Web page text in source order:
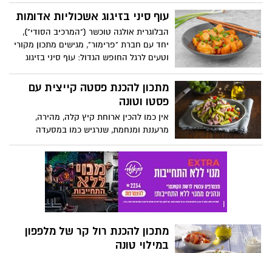
וקטיפתי, שמשלים את טעמי הדג באופן
מושלם.
ורואים את המרקם המושלם – וכל זה מסתיים
ברגע הכי כיפי: לבחור תוספות ולנגוס בוואפל
מתוק ופריך. מתכון פשוט, חוויה טעימה, וזמן
איכות משפחתי – מה צריך יותר מזה?
עוף סיני בזיגוג אשכוליות אדומות
הבלוגרית אולגה טוכשר ("המרכיב הסודי"),
יחד עם חברת "פרימור", מגישים מתכון מקורי
וטעים לרגל החופש הגדול: עוף סיני בזיגוג
בשילוב מיץ אשכוליות אדומות המעניק למנה
ארומה וטעם מיוחדים. המנה קלה להכנה,
מתאימה לארוחת צהריים או ערב להנאת כל
המשפחה.
מתכון להכנת פסטה קייצית עם
פסטו וטונה
אין כמו להכין ארוחת קיץ קלה, מהירה,
מרעננת ומנחמת, שנרגיש כמו במסעדה
איטלקית בלי לצאת מהבית. .... מדובר במנה
מלאת טעם ומתאימה לכל ארוחה: מתכון
להכנת פסטה עם פסטו וטונה.
מתכון להכנת רול קר של מלפפון
במילוי טונה